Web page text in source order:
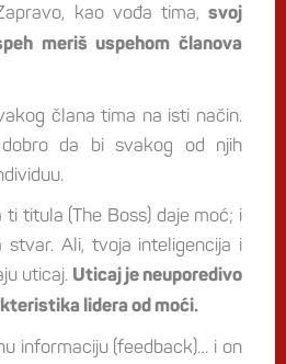
kao vođa tima, svoj
meriš uspehom članova
člana tima na isti način.
da bi svakog od njih
ti titula (The Boss) daje moć; i
stvar. Ali, tvoja inteligencija i
uticaj. Uticaj je neuporedivo
lidera od moći.
informaciju (feedback)… i on